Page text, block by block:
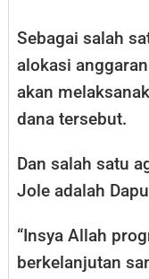
Sebagai salah
alokasi
akan
dana tersebut.
Dan salah satu
Jole adalah
“Insya Allah
berkelanjutan